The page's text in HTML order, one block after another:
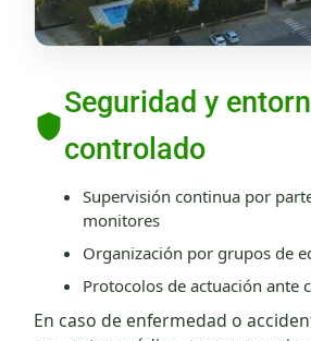
Seguridad y
controlado
Supervisión continua por
monitores
Organización por grupos de
Protocolos de actuación ante
En caso de enfermedad o